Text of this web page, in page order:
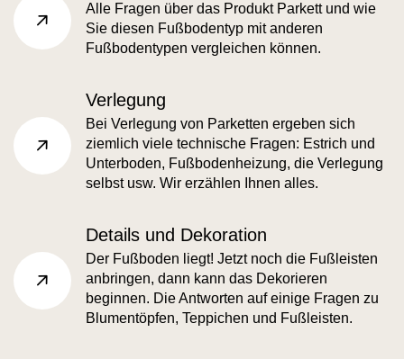
faq-category.read more
Alle Fragen über das Produkt Parkett und wie
Sie diesen Fußbodentyp mit anderen
Fußbodentypen vergleichen können.
faq-category.read more
Verlegung
Bei Verlegung von Parketten ergeben sich
ziemlich viele technische Fragen: Estrich und
Unterboden, Fußbodenheizung, die Verlegung
selbst usw. Wir erzählen Ihnen alles.
faq-category.read more
Details und Dekoration
Der Fußboden liegt! Jetzt noch die Fußleisten
anbringen, dann kann das Dekorieren
beginnen. Die Antworten auf einige Fragen zu
Blumentöpfen, Teppichen und Fußleisten.